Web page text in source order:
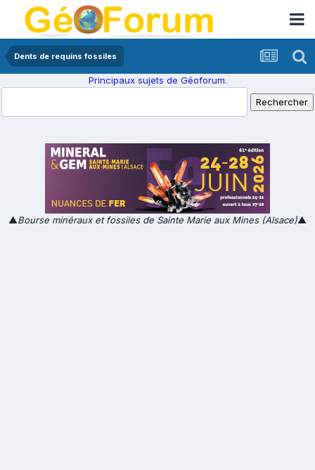
Dents de requins fossiles
Principaux sujets de Géoforum.
▲Bourse minéraux et fossiles de Sainte Marie aux Mines (Alsace)▲